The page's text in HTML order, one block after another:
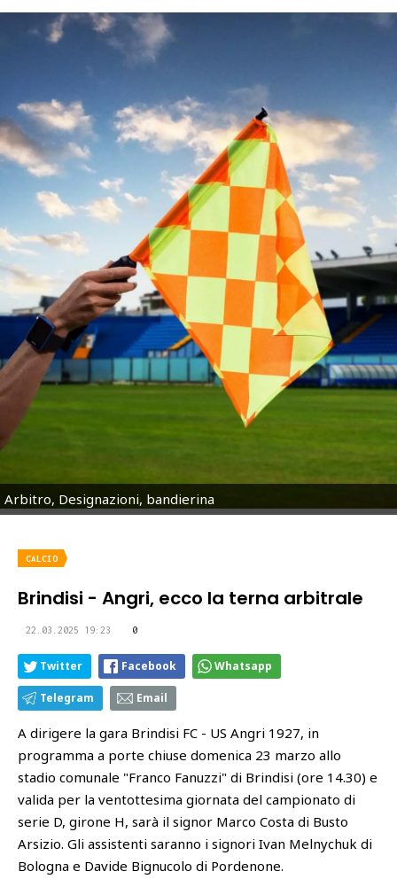
Arbitro, Designazioni, bandierina
CALCIO
Brindisi - Angri, ecco la terna arbitrale
22.03.2025 19:23 0
Twitter Facebook Whatsapp
Telegram Email
A dirigere la gara Brindisi FC - US Angri 1927, in
programma a porte chiuse domenica 23 marzo allo
stadio comunale "Franco Fanuzzi" di Brindisi (ore 14.30) e
valida per la ventottesima giornata del campionato di
serie D, girone H, sarà il signor Marco Costa di Busto
Arsizio. Gli assistenti saranno i signori Ivan Melnychuk di
Bologna e Davide Bignucolo di Pordenone.